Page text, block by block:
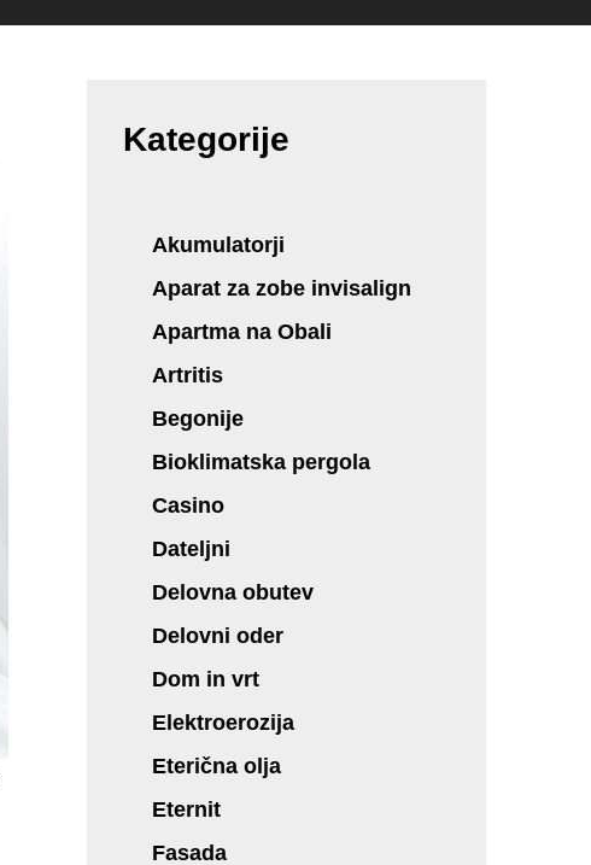
Kategorije
Akumulatorji
Aparat za zobe invisalign
Apartma na Obali
Artritis
Begonije
Bioklimatska pergola
Casino
Dateljni
Delovna obutev
Delovni oder
Dom in vrt
Elektroerozija
Eterična olja
Eternit
Fasada